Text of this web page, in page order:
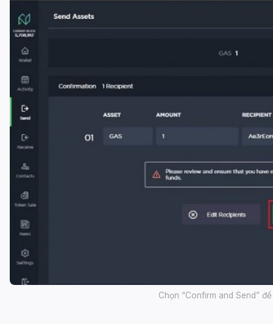
Chọn “Confirm and Send”